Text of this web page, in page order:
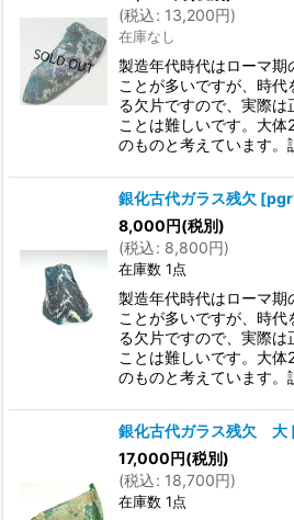
(税込: 13,200円)
在庫なし
製造年代時代はローマ期
ことが多いですが、時
る欠片ですので、実際は
ことは難しいです。大
のものと考えています。
銀化古代ガラス残欠 [
8,000円(税別)
(税込: 8,800円)
在庫数 1点
製造年代時代はローマ期
ことが多いですが、時
る欠片ですので、実際は
ことは難しいです。大
のものと考えています。
銀化古代ガラス残欠 大
17,000円(税別)
(税込: 18,700円)
在庫数 1点